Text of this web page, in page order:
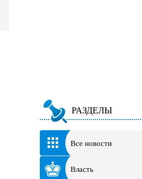
РАЗДЕЛЫ
Все новости
Власть